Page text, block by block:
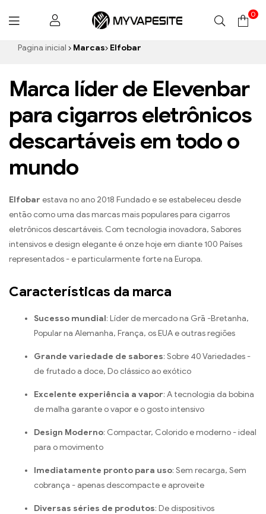
Myvapesite.de
0
Pagina inicial Marcas Elfobar
Marca líder de Elevenbar
para cigarros eletrônicos
descartáveis ​​em todo o
mundo
Elfobar estava no ano 2018 Fundado e se estabeleceu desde
então como uma das marcas mais populares para cigarros
eletrônicos descartáveis. Com tecnologia inovadora, Sabores
intensivos e design elegante é onze hoje em diante 100 Países
representados - e particularmente forte na Europa.
Características da marca
Sucesso mundial: Líder de mercado na Grã -Bretanha,
Popular na Alemanha, França, os EUA e outras regiões
Grande variedade de sabores: Sobre 40 Variedades -
de frutado a doce, Do clássico ao exótico
Excelente experiência a vapor: A tecnologia da bobina
de malha garante o vapor e o gosto intensivo
Design Moderno: Compactar, Colorido e moderno - ideal
para o movimento
Imediatamente pronto para uso: Sem recarga, Sem
cobrança - apenas descompacte e aproveite
Diversas séries de produtos: De dispositivos